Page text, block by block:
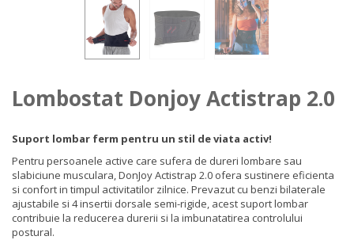
Lombostat Donjoy Actistrap 2.0
Suport lombar ferm pentru un stil de viata activ!
Pentru persoanele active care sufera de dureri lombare sau
slabiciune musculara, DonJoy Actistrap 2.0 ofera sustinere eficienta
si confort in timpul activitatilor zilnice. Prevazut cu benzi bilaterale
ajustabile si 4 insertii dorsale semi-rigide, acest suport lombar
contribuie la reducerea durerii si la imbunatatirea controlului
postural.